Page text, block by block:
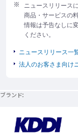
ニュースリリース
商品・サービスの
情報は予告なしに
ください。
ニュースリリース一
法人のお客さま向け
ブランド